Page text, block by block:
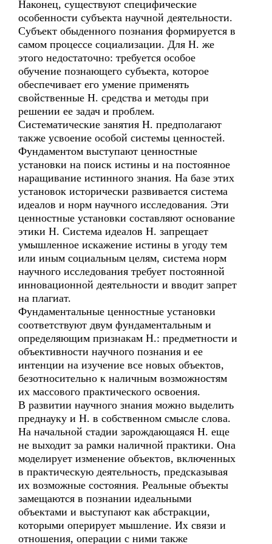
Наконец, существуют специфические
особенности субъекта научной деятельности.
Субъект обыденного познания формируется в
самом процессе социализации. Для Н. же
этого недостаточно: требуется особое
обучение познающего субъекта, которое
обеспечивает его умение применять
свойственные Н. средства и методы при
решении ее задач и проблем.
Систематические занятия Н. предполагают
также усвоение особой системы ценностей.
Фундаментом выступают ценностные
установки на поиск истины и на постоянное
наращивание истинного знания. На базе этих
установок исторически развивается система
идеалов и норм научного исследования. Эти
ценностные установки составляют основание
этики Н. Система идеалов Н. запрещает
умышленное искажение истины в угоду тем
или иным социальным целям, система норм
научного исследования требует постоянной
инновационной деятельности и вводит запрет
на плагиат.
Фундаментальные ценностные установки
соответствуют двум фундаментальным и
определяющим признакам Н.: предметности и
объективности научного познания и ее
интенции на изучение все новых объектов,
безотносительно к наличным возможностям
их массового практического освоения.
В развитии научного знания можно выделить
преднауку и Н. в собственном смысле слова.
На начальной стадии зарождающаяся Н. еще
не выходит за рамки наличной практики. Она
моделирует изменение объектов, включенных
в практическую деятельность, предсказывая
их возможные состояния. Реальные объекты
замещаются в познании идеальными
объектами и выступают как абстракции,
которыми оперирует мышление. Их связи и
отношения, операции с ними также